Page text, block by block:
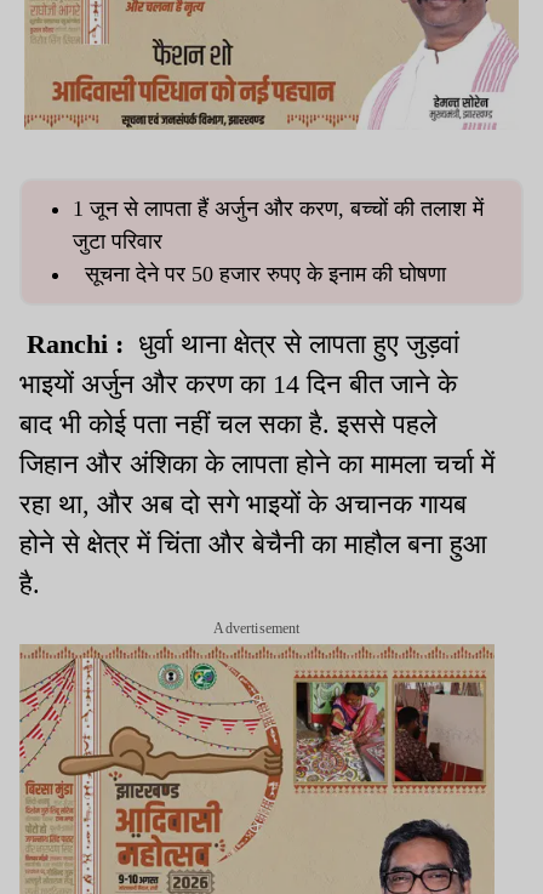
1 जून से लापता हैं अर्जुन और करण, बच्चों की तलाश में
जुटा परिवार
सूचना देने पर 50 हजार रुपए के इनाम की घोषणा
Ranchi : धुर्वा थाना क्षेत्र से लापता हुए जुड़वां
भाइयों अर्जुन और करण का 14 दिन बीत जाने के
बाद भी कोई पता नहीं चल सका है. इससे पहले
जिहान और अंशिका के लापता होने का मामला चर्चा में
रहा था, और अब दो सगे भाइयों के अचानक गायब
होने से क्षेत्र में चिंता और बेचैनी का माहौल बना हुआ
है.
Advertisement